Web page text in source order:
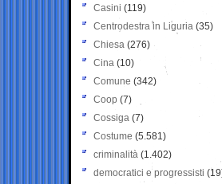
Casini (119)
Centrodestra in Liguria (35)
Chiesa (276)
Cina (10)
Comune (342)
Coop (7)
Cossiga (7)
Costume (5.581)
criminalità (1.402)
democratici e progressisti